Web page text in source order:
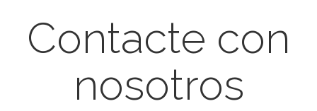
Contacte con
nosotros